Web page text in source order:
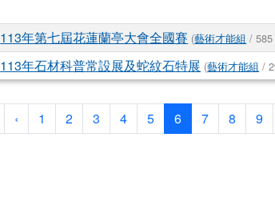
113年第七屆花蓮蘭亭大會全國賽 (藝術才能組 /
113年石材科普常設展及蛇紋石特展 (藝術才能組 /
第一頁
‹ 上一頁
1 2 3 4 5 6(目前頁次)
7 8 9